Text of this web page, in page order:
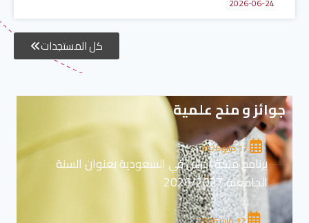
2026-06-24
كل المستجدات
جوائز و منح علمية
17 مايو 2026
برنامج منحة ادرس في السعودية بعنوان السنة
الجامعية 2026/2027